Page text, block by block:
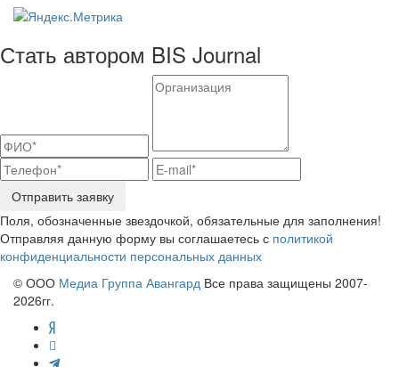
Стать автором BIS Journal
Отправить заявку
Поля, обозначенные звездочкой, обязательные для заполнения!
Отправляя данную форму вы соглашаетесь с политикой
конфиденциальности персональных данных
© ООО Медиа Группа Авангард Все права защищены 2007-
2026гг.